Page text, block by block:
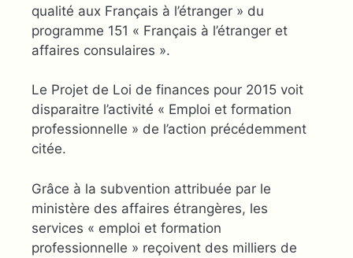
qualité aux Français à l’étranger » du
programme 151 « Français à l’étranger et
affaires consulaires ».
Le Projet de Loi de finances pour 2015 voit
disparaitre l’activité « Emploi et formation
professionnelle » de l’action précédemment
citée.
Grâce à la subvention attribuée par le
ministère des affaires étrangères, les
services « emploi et formation
professionnelle » reçoivent des milliers de